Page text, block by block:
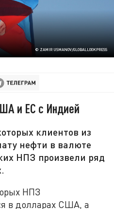
© ZAMIR USMANOV/GLOBALLOOKPRESS
и ЕС с Индией
клиентов из
нефти в валюте
НПЗ произвели ряд
НПЗ
в долларах США, а